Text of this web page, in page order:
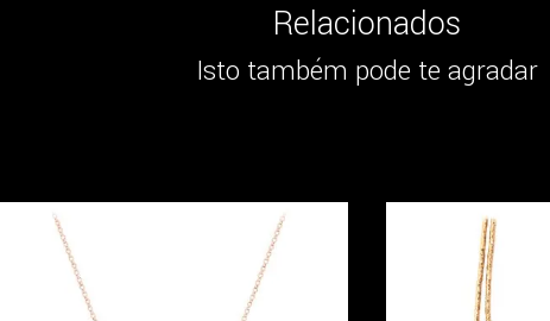
Relacionados
Isto também pode te agradar